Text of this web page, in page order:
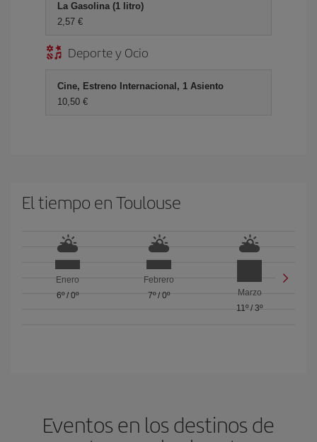
La Gasolina (1 litro)
2,57 €
Deporte y Ocio
Cine, Estreno Internacional, 1 Asiento
10,50 €
El tiempo en Toulouse
Enero
6º/ 0º
Febrero
7º/ 0º
Marzo
11º /3º
Eventos en los destinos de